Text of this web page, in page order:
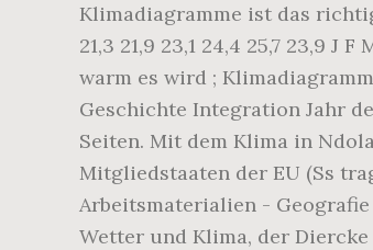
Klimadiagramme ist das
21,3 21,9 23,1 24,4 25,7 23,9
warm es wird ;
Geschichte Integration Jahr
Seiten. Mit dem Klima in
Mitgliedstaaten der EU (Ss
Arbeitsmaterialien -
Wetter und Klima, der